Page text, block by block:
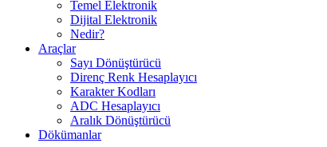
Temel Elektronik
Dijital Elektronik
Nedir?
Araçlar
Sayı Dönüştürücü
Direnç Renk Hesaplayıcı
Karakter Kodları
ADC Hesaplayıcı
Aralık Dönüştürücü
Dökümanlar